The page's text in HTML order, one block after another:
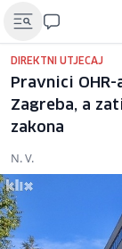
DIREKTNI UTJECAJ
Pravnici
Zagreba, a
zakona
N. V.